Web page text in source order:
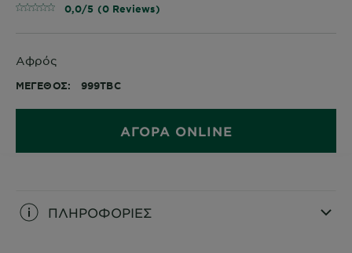
0,0/5 (0 Reviews)
Αφρός
ΜΈΓΕΘΟΣ 999TBC
ΑΓΟΡΑ ONLINE
ΠΛΗΡΟΦΟΡΙΕΣ